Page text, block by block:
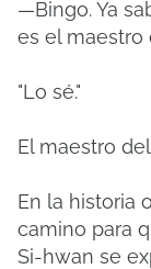
—Bingo. Ya
es el maestro
"Lo sé."
El maestro
En la historia
camino para
Si-hwan se